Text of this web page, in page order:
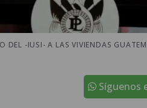
DEL -IUSI- A LAS VIVIENDAS
Síguenos